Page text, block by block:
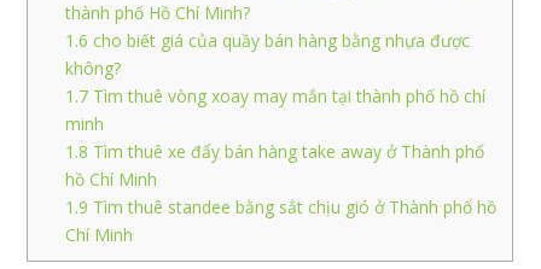
thành phố Hồ Chí Minh?
1.6 cho biết giá của quầy bán hàng bằng nhựa được
không?
1.7 Tìm thuê vòng xoay may mắn tại thành phố hồ chí
minh
1.8 Tìm thuê xe đẩy bán hàng take away ở Thành phố
hồ Chí Minh
1.9 Tìm thuê standee bằng sắt chịu gió ở Thành phố hồ
Chí Minh